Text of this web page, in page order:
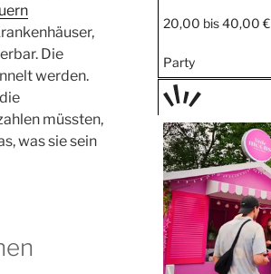
Die
werden.
müssten,
was sie sein
20,00 bis 40,00 €
Party
TAGE
STIPP